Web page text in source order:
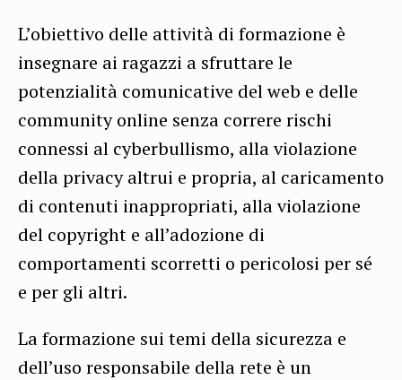
L’obiettivo delle attività di formazione è
insegnare ai ragazzi a sfruttare le
potenzialità comunicative del web e delle
community online senza correre rischi
connessi al cyberbullismo, alla violazione
della privacy altrui e propria, al caricamento
di contenuti inappropriati, alla violazione
del copyright e all’adozione di
comportamenti scorretti o pericolosi per sé
e per gli altri.
La formazione sui temi della sicurezza e
dell’uso responsabile della rete è un